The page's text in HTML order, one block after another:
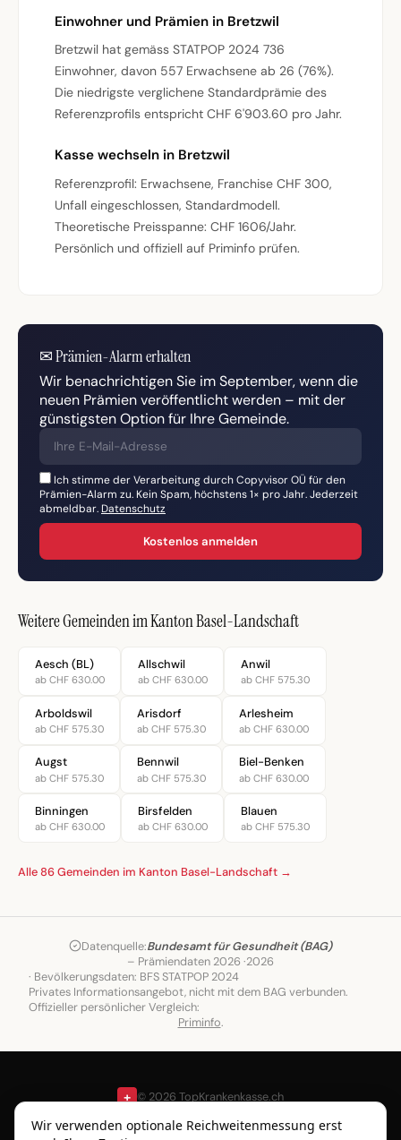
Einwohner und Prämien in Bretzwil
Bretzwil hat gemäss STATPOP 2024 736
Einwohner, davon 557 Erwachsene ab 26 (76%).
Die niedrigste verglichene Standardprämie des
Referenzprofils entspricht CHF 6'903.60 pro Jahr.
Kasse wechseln in Bretzwil
Referenzprofil: Erwachsene, Franchise CHF 300,
Unfall eingeschlossen, Standardmodell.
Theoretische Preisspanne: CHF 1606/Jahr.
Persönlich und offiziell auf Priminfo prüfen.
✉Prämien-Alarm erhalten
Wir benachrichtigen Sie im September, wenn die
neuen Prämien veröffentlicht werden – mit der
günstigsten Option für Ihre Gemeinde.
Ich stimme der Verarbeitung durch Copyvisor OÜ für den
Prämien-Alarm zu. Kein Spam, höchstens 1× pro Jahr. Jederzeit
abmeldbar. Datenschutz
Kostenlos anmelden
Weitere Gemeinden im Kanton Basel-Landschaft
Aesch (BL)
ab CHF 630.00
Allschwil
ab CHF 630.00
Anwil
ab CHF 575.30
Arboldswil
ab CHF 575.30
Arisdorf
ab CHF 575.30
Arlesheim
ab CHF 630.00
Augst
ab CHF 575.30
Bennwil
ab CHF 575.30
Biel-Benken
ab CHF 630.00
Binningen
ab CHF 630.00
Birsfelden
ab CHF 630.00
Blauen
ab CHF 575.30
Alle 86 Gemeinden im Kanton Basel-Landschaft →
Datenquelle:Bundesamt für Gesundheit (BAG)
– Prämiendaten 2026 ·2026
· Bevölkerungsdaten: BFS STATPOP 2024
Privates Informationsangebot, nicht mit dem BAG verbunden.
Offizieller persönlicher Vergleich:
Priminfo.
+ © 2026 TopKrankenkasse.ch
Gemeinden
Blog
uns
Impressum Nutzungsbedingungen
Wir verwenden optionale Reichweitenmessung erst